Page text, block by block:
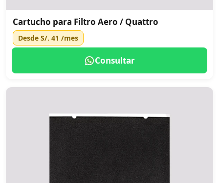
Cartucho para Filtro Aero / Quattro
Desde S/. 41 /mes
Consultar